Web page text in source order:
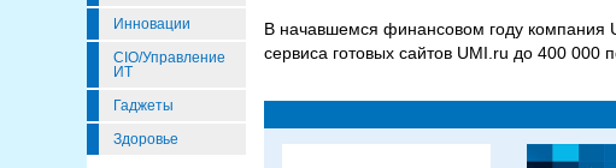
Инновации
CIO/Управление
ИТ
Гаджеты
Здоровье
В начавшемся финансовом году компания
сервиса готовых сайтов UMI.ru до 400 000